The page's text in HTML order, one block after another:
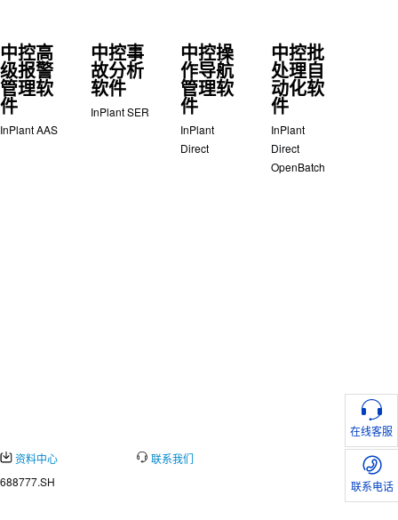
在线客服
联系电话
中控高
级报警
管理软
件
InPlant AAS
中控事
故分析
软件
InPlant SER
中控操
作导航
管理软
件
InPlant
Direct
中控批
处理自
动化软
件
InPlant
Direct
OpenBatch
资料中心
联系我们
688777.SH